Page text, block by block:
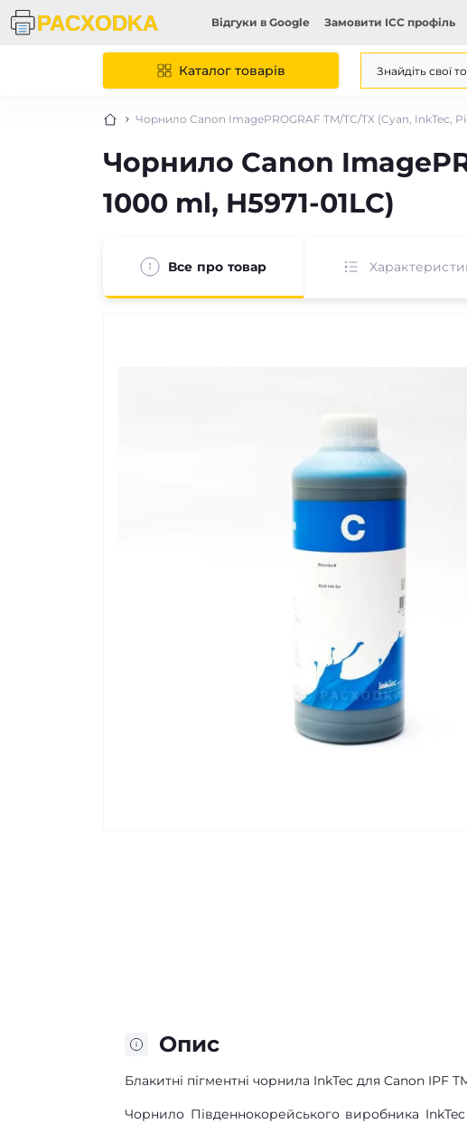
Відгуки в Google Замовити ICC профіль
Каталог товарів
Чорнило Canon ImagePROGRAF TM/TC/TX (Cyan, InkTec,
Чорнило Canon
1000 ml, H5971-01LC)
Все про товар
Опис
Блакитні пігментні чорнила InkTec для Canon IPF
Чорнило Південнокорейського виробника